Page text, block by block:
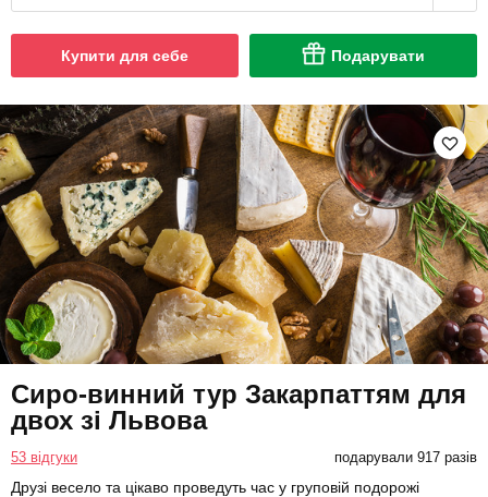
Купити для себе Подарувати
Сиро-винний тур Закарпаттям для
двох зі Львова
53 відгуки подарували 917 разів
Друзі весело та цікаво проведуть час у груповій подорожі